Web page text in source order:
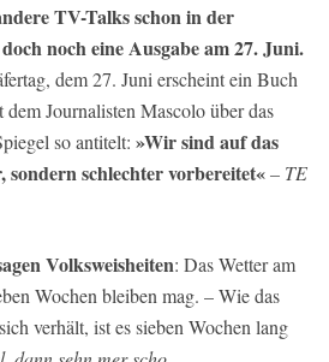
TV-Talks schon in der
noch eine Ausgabe am 27. Juni.
dem 27. Juni erscheint ein Buch
Journalisten Mascolo über das
so antitelt: »Wir sind auf das
sondern schlechter vorbereitet«– TE
Volksweisheiten: Das Wetter am
Wochen bleiben mag. – Wie das
verhält, ist es sieben Wochen lang